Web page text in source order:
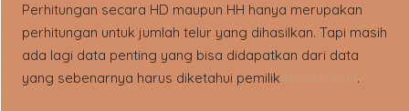
Perhitungan secara HD maupun HH hanya merupakan
perhitungan untuk jumlah telur yang dihasilkan. Tapi masih
ada lagi data penting yang bisa didapatkan dari data
yang sebenarnya harus diketahui pemilik peternakan .